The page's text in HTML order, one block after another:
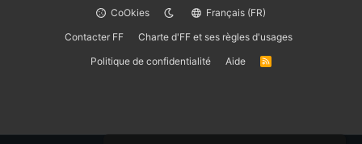
CoOkies
Français (FR)
Contacter FF
Charte d'FF et ses règles d'usages
Politique de confidentialité
Aide
R